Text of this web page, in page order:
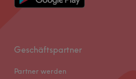
Geschäftspartner
Partner werden